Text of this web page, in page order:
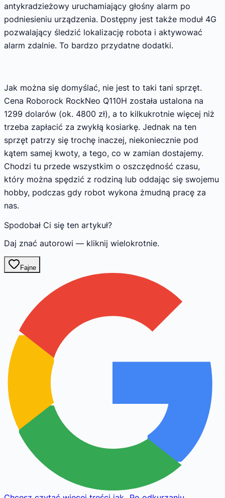
antykradzieżowy uruchamiający głośny alarm po
podniesieniu urządzenia. Dostępny jest także moduł 4G
pozwalający śledzić lokalizację robota i aktywować
alarm zdalnie. To bardzo przydatne dodatki.
Jak można się domyślać, nie jest to taki tani sprzęt.
Cena Roborock RockNeo Q110H została ustalona na
1299 dolarów (ok. 4800 zł), a to kilkukrotnie więcej niż
trzeba zapłacić za zwykłą kosiarkę. Jednak na ten
sprzęt patrzy się trochę inaczej, niekoniecznie pod
kątem samej kwoty, a tego, co w zamian dostajemy.
Chodzi tu przede wszystkim o oszczędność czasu,
który można spędzić z rodziną lub oddając się swojemu
hobby, podczas gdy robot wykona żmudną pracę za
nas.
Spodobał Ci się ten artykuł?
Daj znać autorowi — kliknij wielokrotnie.
Fajne